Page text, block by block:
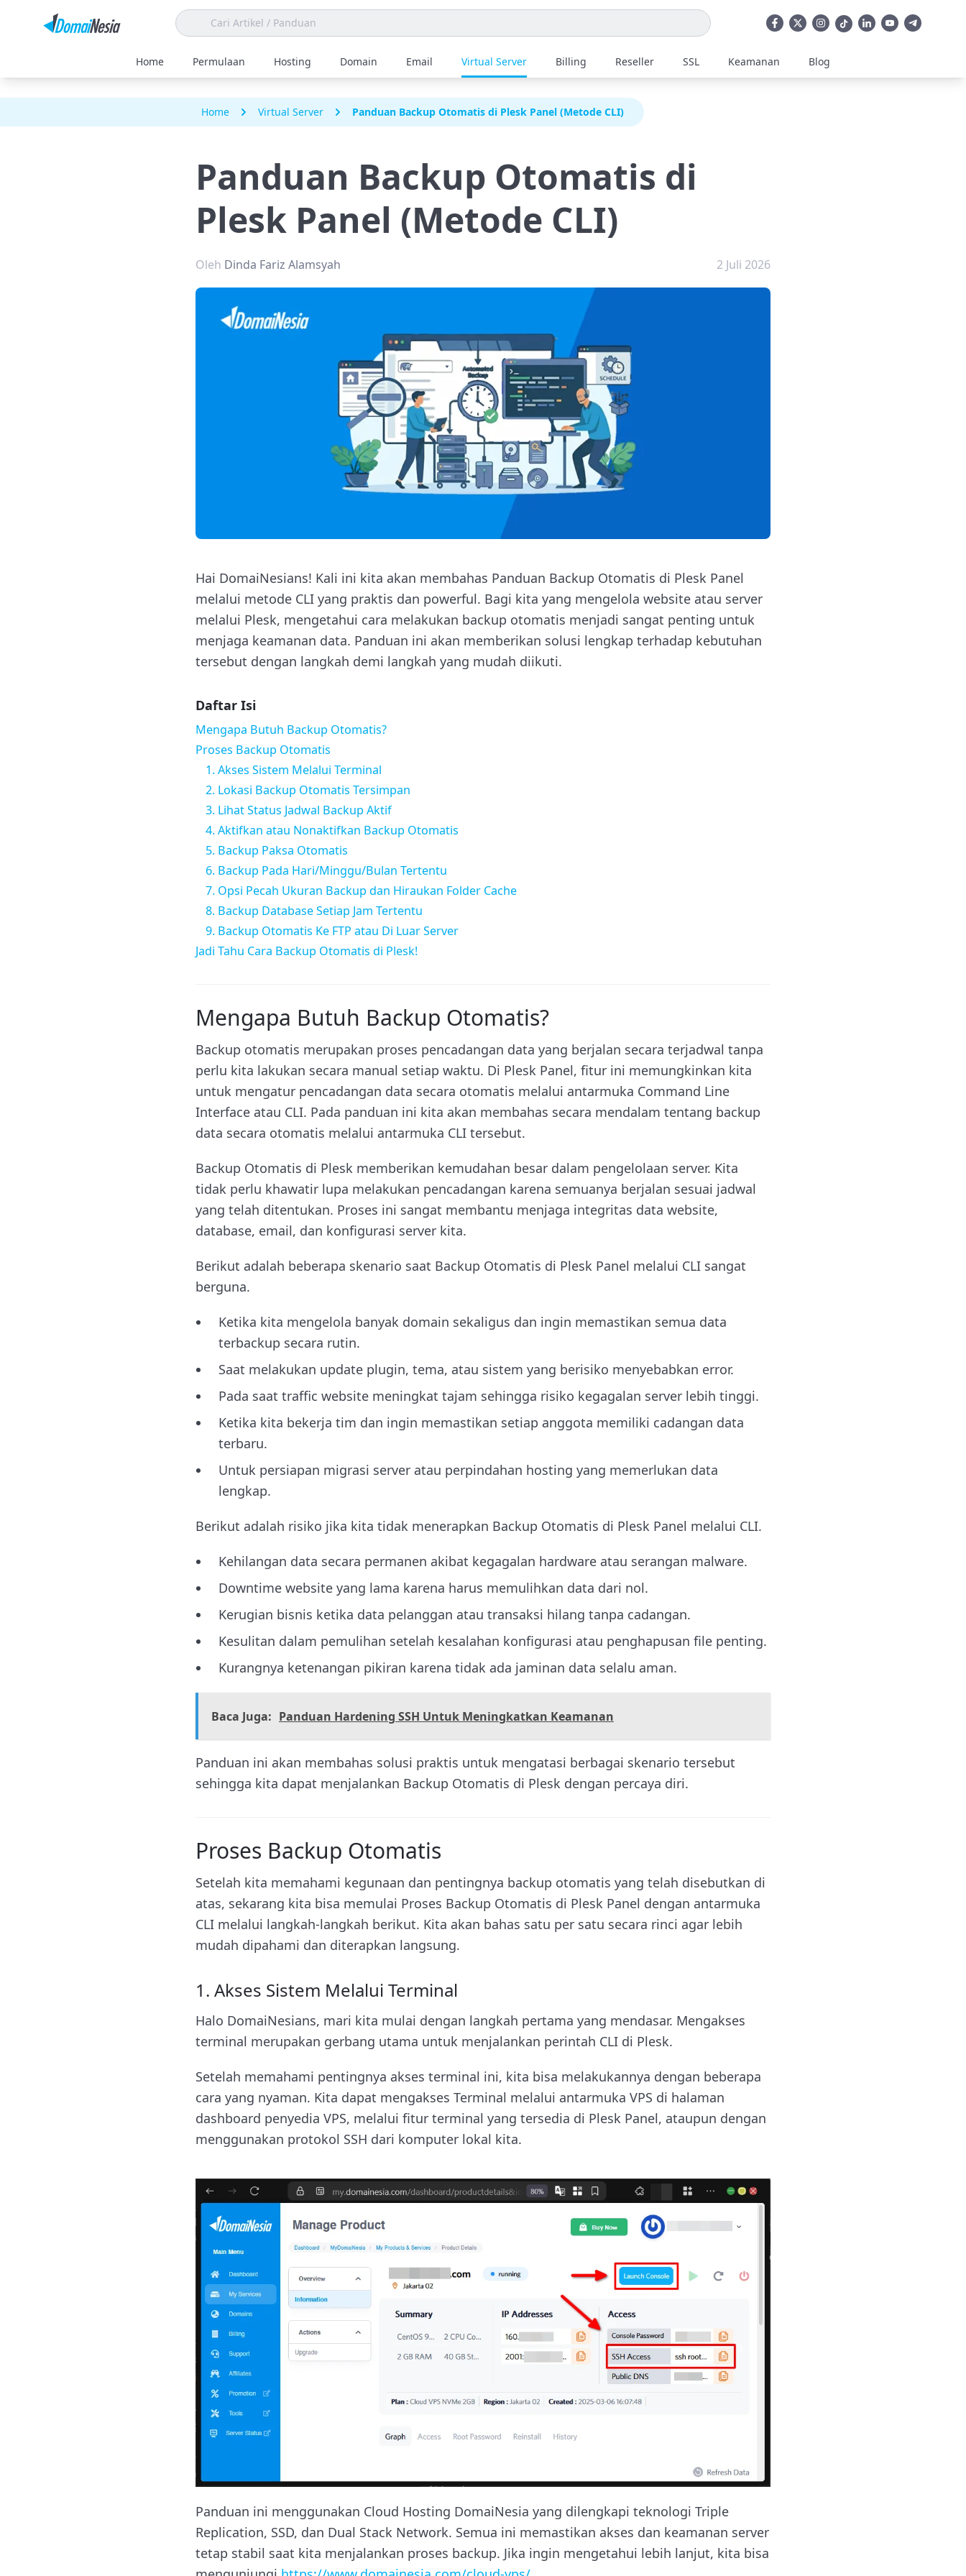
Home Permulaan Hosting Domain Email Virtual Server Billing Reseller SSL Keamanan Blog
Home Virtual Server Panduan Backup Otomatis di Plesk Panel (Metode CLI)
Panduan Backup Otomatis di
Plesk Panel (Metode CLI)
Oleh Dinda Fariz Alamsyah 2 Juli 2026
Hai DomaiNesians! Kali ini kita akan membahas Panduan Backup Otomatis di Plesk Panel
melalui metode CLI yang praktis dan powerful. Bagi kita yang mengelola website atau server
melalui Plesk, mengetahui cara melakukan backup otomatis menjadi sangat penting untuk
menjaga keamanan data. Panduan ini akan memberikan solusi lengkap terhadap kebutuhan
tersebut dengan langkah demi langkah yang mudah diikuti.
Daftar Isi
Mengapa Butuh Backup Otomatis?
Proses Backup Otomatis
1. Akses Sistem Melalui Terminal
2. Lokasi Backup Otomatis Tersimpan
3. Lihat Status Jadwal Backup Aktif
4. Aktifkan atau Nonaktifkan Backup Otomatis
5. Backup Paksa Otomatis
6. Backup Pada Hari/Minggu/Bulan Tertentu
7. Opsi Pecah Ukuran Backup dan Hiraukan Folder Cache
8. Backup Database Setiap Jam Tertentu
9. Backup Otomatis Ke FTP atau Di Luar Server
Jadi Tahu Cara Backup Otomatis di Plesk!
Mengapa Butuh Backup Otomatis?
Backup otomatis merupakan proses pencadangan data yang berjalan secara terjadwal tanpa
perlu kita lakukan secara manual setiap waktu. Di Plesk Panel, fitur ini memungkinkan kita
untuk mengatur pencadangan data secara otomatis melalui antarmuka Command Line
Interface atau CLI. Pada panduan ini kita akan membahas secara mendalam tentang backup
data secara otomatis melalui antarmuka CLI tersebut.
Backup Otomatis di Plesk memberikan kemudahan besar dalam pengelolaan server. Kita
tidak perlu khawatir lupa melakukan pencadangan karena semuanya berjalan sesuai jadwal
yang telah ditentukan. Proses ini sangat membantu menjaga integritas data website,
database, email, dan konfigurasi server kita.
Berikut adalah beberapa skenario saat Backup Otomatis di Plesk Panel melalui CLI sangat
berguna.
Ketika kita mengelola banyak domain sekaligus dan ingin memastikan semua data
terbackup secara rutin.
Saat melakukan update plugin, tema, atau sistem yang berisiko menyebabkan error.
Pada saat traffic website meningkat tajam sehingga risiko kegagalan server lebih tinggi.
Ketika kita bekerja tim dan ingin memastikan setiap anggota memiliki cadangan data
terbaru.
Untuk persiapan migrasi server atau perpindahan hosting yang memerlukan data
lengkap.
Berikut adalah risiko jika kita tidak menerapkan Backup Otomatis di Plesk Panel melalui CLI.
Kehilangan data secara permanen akibat kegagalan hardware atau serangan malware.
Downtime website yang lama karena harus memulihkan data dari nol.
Kerugian bisnis ketika data pelanggan atau transaksi hilang tanpa cadangan.
Kesulitan dalam pemulihan setelah kesalahan konfigurasi atau penghapusan file penting.
Kurangnya ketenangan pikiran karena tidak ada jaminan data selalu aman.
Baca Juga: Panduan Hardening SSH Untuk Meningkatkan Keamanan
Panduan ini akan membahas solusi praktis untuk mengatasi berbagai skenario tersebut
sehingga kita dapat menjalankan Backup Otomatis di Plesk dengan percaya diri.
Proses Backup Otomatis
Setelah kita memahami kegunaan dan pentingnya backup otomatis yang telah disebutkan di
atas, sekarang kita bisa memulai Proses Backup Otomatis di Plesk Panel dengan antarmuka
CLI melalui langkah-langkah berikut. Kita akan bahas satu per satu secara rinci agar lebih
mudah dipahami dan diterapkan langsung.
1. Akses Sistem Melalui Terminal
Halo DomaiNesians, mari kita mulai dengan langkah pertama yang mendasar. Mengakses
terminal merupakan gerbang utama untuk menjalankan perintah CLI di Plesk.
Setelah memahami pentingnya akses terminal ini, kita bisa melakukannya dengan beberapa
cara yang nyaman. Kita dapat mengakses Terminal melalui antarmuka VPS di halaman
dashboard penyedia VPS, melalui fitur terminal yang tersedia di Plesk Panel, ataupun dengan
menggunakan protokol SSH dari komputer lokal kita.
Panduan ini menggunakan Cloud Hosting DomaiNesia yang dilengkapi teknologi Triple
Replication, SSD, dan Dual Stack Network. Semua ini memastikan akses dan keamanan server
tetap stabil saat kita menjalankan proses backup. Jika ingin mengetahui lebih lanjut, kita bisa